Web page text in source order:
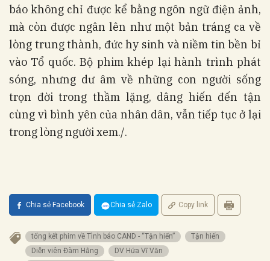
báo không chỉ được kể bằng ngôn ngữ điện ảnh,
mà còn được ngân lên như một bản tráng ca về
lòng trung thành, đức hy sinh và niềm tin bền bỉ
vào Tổ quốc. Bộ phim khép lại hành trình phát
sóng, nhưng dư âm về những con người sống
trọn đời trong thầm lặng, dâng hiến đến tận
cùng vì bình yên của nhân dân, vẫn tiếp tục ở lại
trong lòng người xem./.
Chia sẻ Facebook Chia sẻ Zalo Copy link
tổng kết phim về Tình báo CAND - “Tận hiến”
Tận hiến
Diễn viên Đàm Hằng
DV Hứa Vĩ Văn